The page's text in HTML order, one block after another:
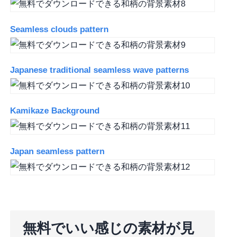
Seamless clouds pattern
Japanese traditional seamless wave patterns
Kamikaze Background
Japan seamless pattern
無料でいい感じの素材が見